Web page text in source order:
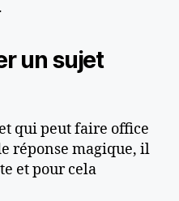
un sujet
qui peut faire office
réponse magique, il
et pour cela